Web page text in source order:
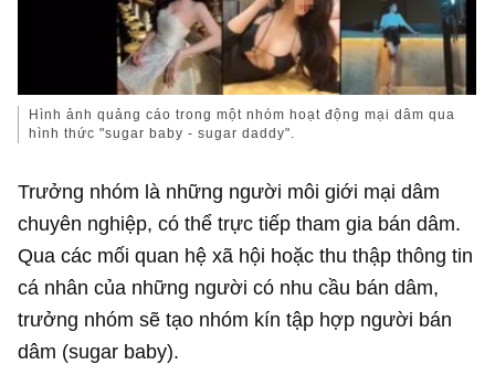
Hình ảnh quảng cáo trong một nhóm hoạt động mại dâm qua
hình thức "sugar baby - sugar daddy".
Trưởng nhóm là những người môi giới mại dâm
chuyên nghiệp, có thể trực tiếp tham gia bán dâm.
Qua các mối quan hệ xã hội hoặc thu thập thông tin
cá nhân của những người có nhu cầu bán dâm,
trưởng nhóm sẽ tạo nhóm kín tập hợp người bán
dâm (sugar baby).